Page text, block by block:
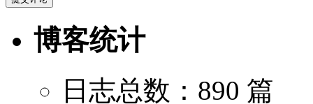
博客统计
日志总数：890 篇